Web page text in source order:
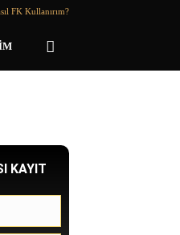
FK Kullanırım?
KAYIT